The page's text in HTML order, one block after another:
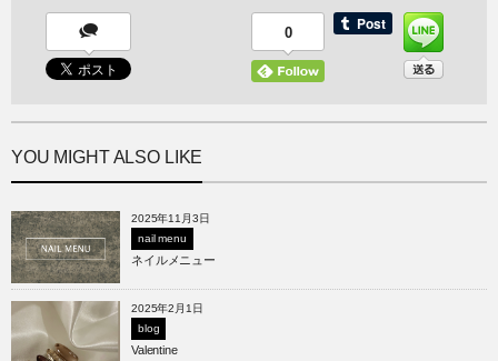
0
YOU MIGHT ALSO LIKE
2025年11月3日
nail menu
ネイルメニュー
2025年2月1日
blog
Valentine